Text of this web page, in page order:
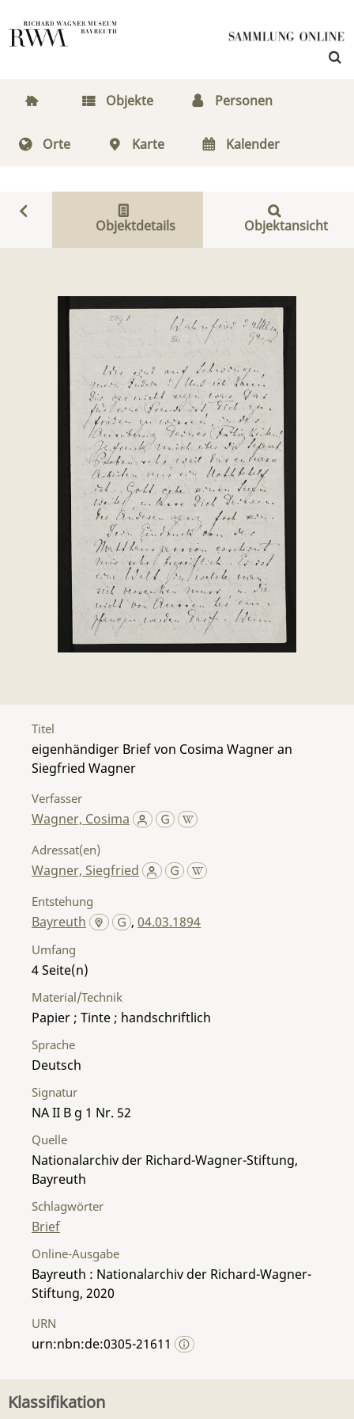
Objekte Personen
Orte Karte Kalender
Objektdetails Objektansicht
Titel
eigenhändiger Brief von Cosima Wagner an
Siegfried Wagner
Verfasser
Wagner, Cosima
Adressat(en)
Wagner, Siegfried
Entstehung
Bayreuth ,04.03.1894
Umfang
4
Material/Technik
Papier ; Tinte ; handschriftlich
Sprache
Deutsch
Signatur
NA II B g 1 Nr. 52
Quelle
Nationalarchiv der Richard-Wagner-Stiftung,
Bayreuth
Schlagwörter
Brief
Online-Ausgabe
Bayreuth : Nationalarchiv der Richard-Wagner-
Stiftung, 2020
URN
urn:nbn:de:0305-21611
Klassifikation